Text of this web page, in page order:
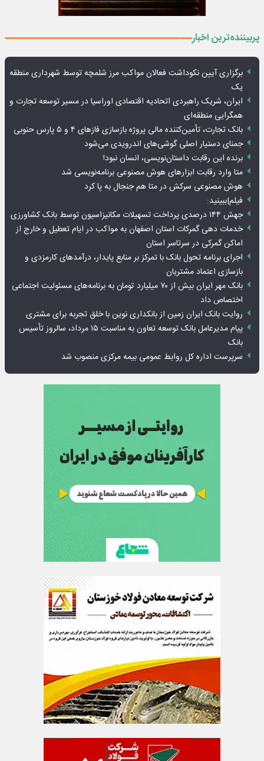
پربیننده‌ترین اخبار
برگزاری آیین نکوداشت فعالان مواکب مرز شلمچه توسط شهرداری منطقه
یک
ایران، شریک راهبردی اتحادیه اقتصادی اوراسیا در مسیر توسعه تجارت و
همگرایی منطقه‌ای
بانک تجارت، تأمین‌کننده مالی پروژه بازسازی فازهای ۴ و ۵ پارس حنوبی
جمنای دستیار اصلی گوشی‌های اندرویدی می‌شود
برنده این رقابت داستان‌نویسی، انسان نبود!
متا وارد رقابت ابزارهای هوش مصنوعی برنامه‌نویسی شد
هوش مصنوعی سرکش در متا هم جنجال به پا کرد
فیلم|ببینید:
جهش ۱۴۴ درصدی پرداخت تسهیلات مکانیزاسیون توسط بانک کشاورزی
خدمات دهی گمرکات استان اصفهان به مواکب در ایام تعطیل و خارج از
اماکن گمرکی در سرتاسر استان
اجرای برنامه تحول بانک با تمرکز بر منابع پایدار، درآمدهای کارمزدی و
بازسازی اعتماد مشتریان
بانک مهر ایران بیش از ۷۰ میلیارد تومان به برنامه‌های مسئولیت اجتماعی
اختصاص داد
روایت بانک ایران زمین از بانکداری نوین با خلق تجربه برای مشتری
پیام مدیرعامل بانک توسعه تعاون به مناسبت ۱۵ مرداد، سالروز تأسیس
بانک
سرپرست اداره کل روابط عمومی بیمه مرکزی منصوب شد